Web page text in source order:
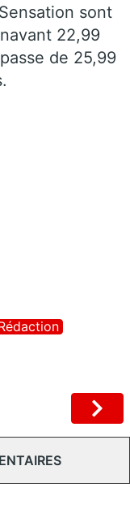
sont
22,99
de 25,99